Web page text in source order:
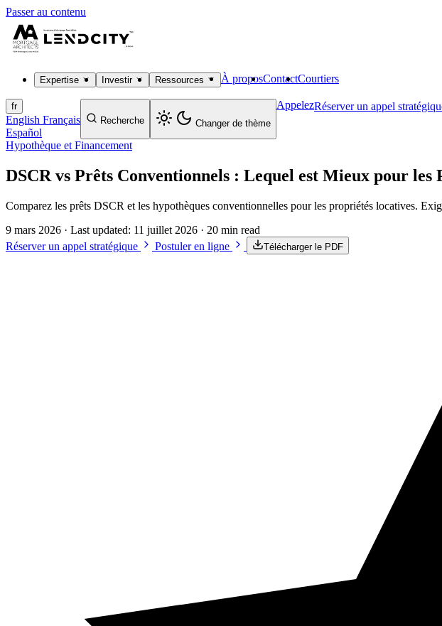
Passer au contenu
Expertise Investir Ressources À proposContactCourtiers
fr
English Français
Español
Recherche Changer de thème
AppelezRéserver un appel
Hypothèque et Financement
DSCR vs Prêts Conventionnels : Lequel est Mieux pour les
Comparez les prêts DSCR et les hypothèques conventionnelles pour les propriétés locatives.
9 mars 2026 · Last updated: 11 juillet 2026 · 20 min read
Réserver un appel stratégique
Postuler en ligne Télécharger le PDF